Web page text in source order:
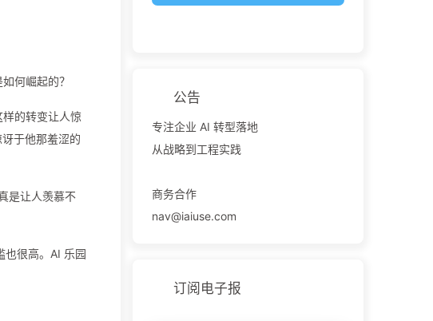
何崛起的？
的转变让人惊
于他那羞涩的
是让人羡慕不
也很高。AI 乐园
公告
专注企业 AI 转型落地
从战略到工程实践
商务合作
nav@iaiuse.com
订阅电子报